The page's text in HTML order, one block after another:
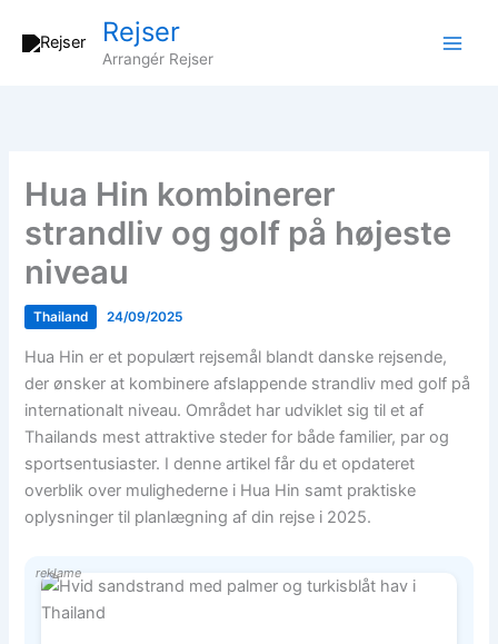
Rejser
Arrangér Rejser
Hua Hin kombinerer
strandliv og golf på højeste
niveau
Thailand 24/09/2025
Hua Hin er et populært rejsemål blandt danske rejsende,
der ønsker at kombinere afslappende strandliv med golf på
internationalt niveau. Området har udviklet sig til et af
Thailands mest attraktive steder for både familier, par og
sportsentusiaster. I denne artikel får du et opdateret
overblik over mulighederne i Hua Hin samt praktiske
oplysninger til planlægning af din rejse i 2025.
reklame